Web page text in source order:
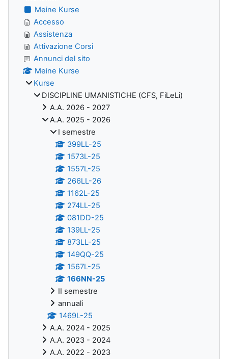
Meine Kurse
Accesso
Assistenza
Attivazione Corsi
Annunci del sito
Meine Kurse
Kurse
DISCIPLINE UMANISTICHE (CFS, FiLeLi)
A.A. 2026 - 2027
A.A. 2025 - 2026
I semestre
399LL-25
1573L-25
1557L-25
266LL-26
1162L-25
274LL-25
081DD-25
139LL-25
873LL-25
149QQ-25
1567L-25
166NN-25
II semestre
annuali
1469L-25
A.A. 2024 - 2025
A.A. 2023 - 2024
A.A. 2022 - 2023